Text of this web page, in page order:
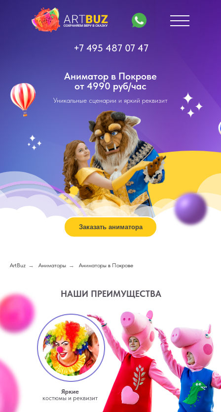
Аниматор в Покрове
от 4990 руб/час
Заказать аниматора
+7 495 487 07 47
Уникальные сценарии и яркий реквизит
ArtBuz → Аниматоры → Аниматоры в Покрове
Яркие
костюмы и реквизит
НАШИ ПРЕИМУЩЕСТВА